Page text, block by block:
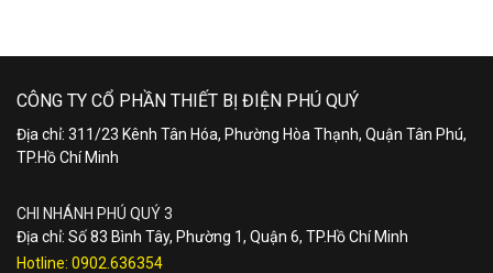
CÔNG TY CỔ PHẦN THIẾT BỊ ĐIỆN PHÚ QUÝ
Địa chỉ: 311/23 Kênh Tân Hóa, Phường Hòa Thạnh, Quận Tân Phú,
TP.Hồ Chí Minh
CHI NHÁNH PHÚ QUÝ 3
Địa chỉ: Số 83 Bình Tây, Phường 1, Quận 6, TP.Hồ Chí Minh
Hotline: 0902.636354